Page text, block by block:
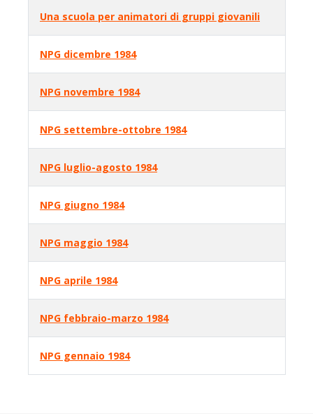
Una scuola per animatori di gruppi giovanili
NPG dicembre 1984
NPG novembre 1984
NPG settembre-ottobre 1984
NPG luglio-agosto 1984
NPG giugno 1984
NPG maggio 1984
NPG aprile 1984
NPG febbraio-marzo 1984
NPG gennaio 1984